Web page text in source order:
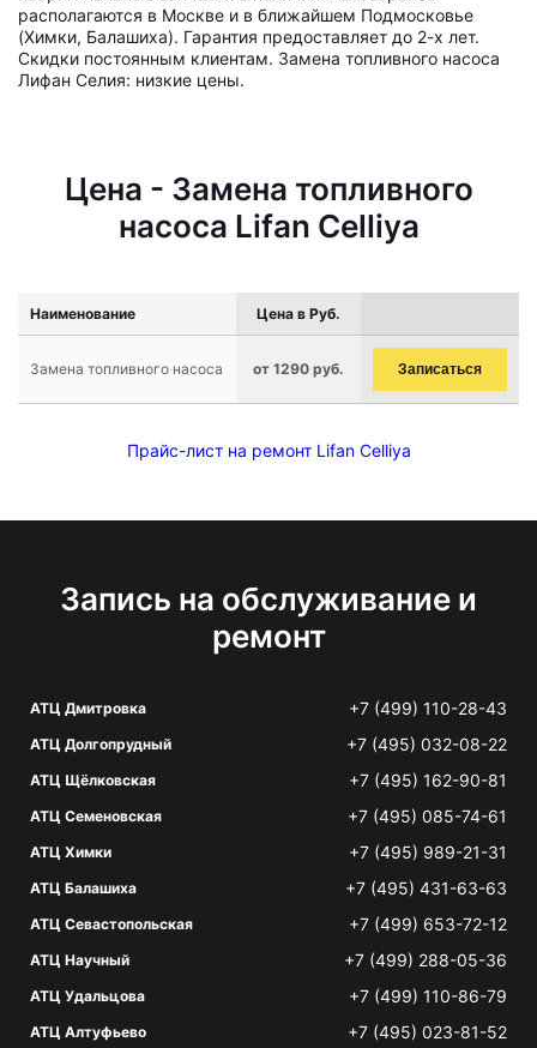
располагаются в Москве и в ближайшем Подмосковье
(Химки, Балашиха). Гарантия предоставляет до 2-х лет.
Скидки постоянным клиентам. Замена топливного насоса
Лифан Селия: низкие цены.
Цена - Замена топливного
насоса Lifan Celliya
Наименование Цена в Руб.
Замена топливного насоса от 1290 руб. Записаться
Прайс-лист на ремонт Lifan Celliya
Запись на обслуживание и
ремонт
АТЦ Дмитровка +7 (499) 110-28-43
АТЦ Долгопрудный +7 (495) 032-08-22
АТЦ Щёлковская +7 (495) 162-90-81
АТЦ Семеновская +7 (495) 085-74-61
АТЦ Химки +7 (495) 989-21-31
АТЦ Балашиха +7 (495) 431-63-63
АТЦ Севастопольская +7 (499) 653-72-12
АТЦ Научный +7 (499) 288-05-36
АТЦ Удальцова +7 (499) 110-86-79
АТЦ Алтуфьево +7 (495) 023-81-52